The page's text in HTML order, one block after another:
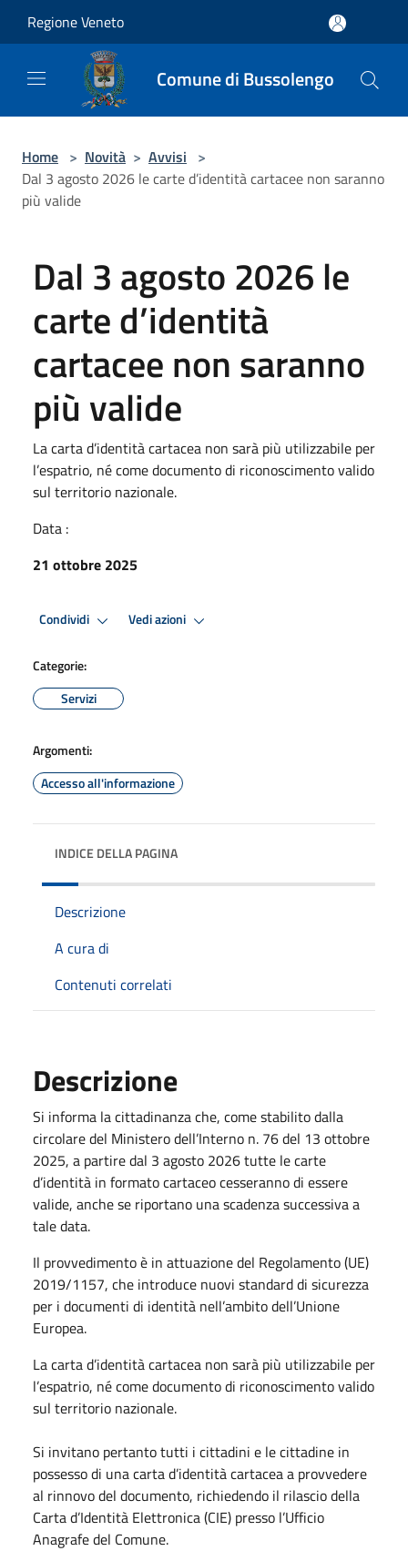
Regione Veneto
Comune di Bussolengo
Home > Novità > Avvisi >
Dal 3 agosto 2026 le carte d’identità cartacee non saranno
più valide
Dal 3 agosto 2026 le
carte d’identità
cartacee non saranno
più valide
La carta d’identità cartacea non sarà più utilizzabile per
l’espatrio, né come documento di riconoscimento valido
sul territorio nazionale.
Data :
21 ottobre 2025
Condividi Vedi azioni
Categorie:
Servizi
Argomenti:
Accesso all'informazione
INDICE DELLA PAGINA
Descrizione
A cura di
Contenuti correlati
Descrizione
Si informa la cittadinanza che, come stabilito dalla
circolare del Ministero dell’Interno n. 76 del 13 ottobre
2025, a partire dal 3 agosto 2026 tutte le carte
d’identità in formato cartaceo cesseranno di essere
valide, anche se riportano una scadenza successiva a
tale data.
Il provvedimento è in attuazione del Regolamento (UE)
2019/1157, che introduce nuovi standard di sicurezza
per i documenti di identità nell’ambito dell’Unione
Europea.
La carta d’identità cartacea non sarà più utilizzabile per
l’espatrio, né come documento di riconoscimento valido
sul territorio nazionale.
Si invitano pertanto tutti i cittadini e le cittadine in
possesso di una carta d’identità cartacea a provvedere
al rinnovo del documento, richiedendo il rilascio della
Carta d’Identità Elettronica (CIE) presso l’Ufficio
Anagrafe del Comune.